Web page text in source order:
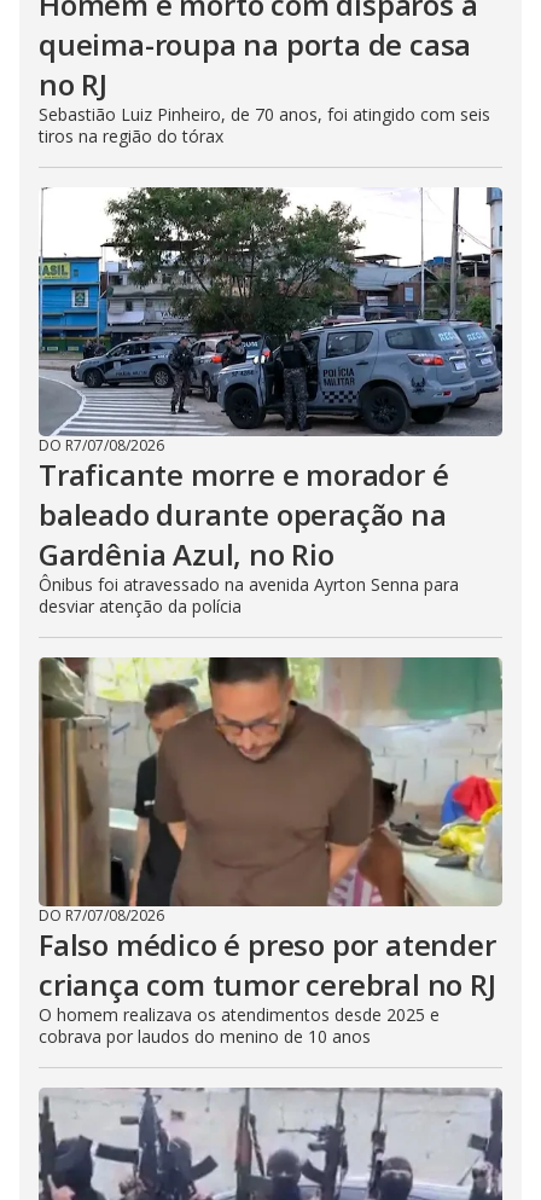
queima-roupa na porta de casa
no RJ
Sebastião Luiz Pinheiro, de 70 anos, foi atingido com seis
tiros na região do tórax
DO R7/07/08/2026
Traficante morre e morador é
baleado durante operação na
Gardênia Azul, no Rio
Ônibus foi atravessado na avenida Ayrton Senna para
desviar atenção da polícia
DO R7/07/08/2026
Falso médico é preso por atender
criança com tumor cerebral no RJ
O homem realizava os atendimentos desde 2025 e
cobrava por laudos do menino de 10 anos